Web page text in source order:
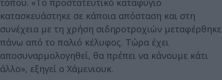
κατασκευάστηκε σε κάποια απόσταση και στη
συνέχεια με τη χρήση σιδηροτροχιών μεταφέρθηκε
πάνω από το παλιό κέλυφος. Τώρα έχει
αποσυναρμολογηθεί, θα πρέπει να κάνουμε κάτι
άλλο», εξηγεί ο Χάμενιουκ.